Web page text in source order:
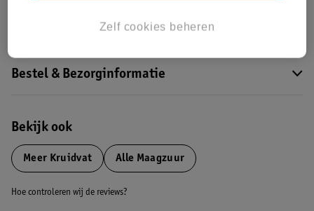
Impact Score.
Bestel & Bezorginformatie
Bekijk ook
Meer Kruidvat Alle Maagzuur
Hoe controleren wij de reviews?
Zelf cookies beheren